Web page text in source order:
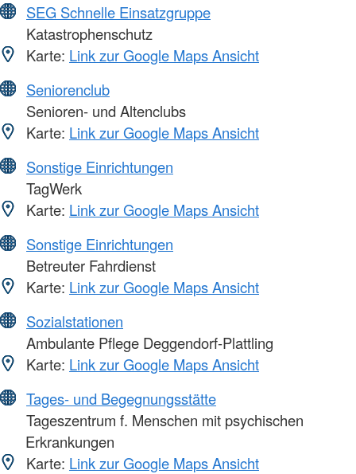
SEG Schnelle Einsatzgruppe
Katastrophenschutz
Karte: Link zur Google Maps Ansicht
Seniorenclub
Senioren- und Altenclubs
Karte: Link zur Google Maps Ansicht
Sonstige Einrichtungen
TagWerk
Karte: Link zur Google Maps Ansicht
Sonstige Einrichtungen
Betreuter Fahrdienst
Karte: Link zur Google Maps Ansicht
Sozialstationen
Ambulante Pflege Deggendorf-Plattling
Karte: Link zur Google Maps Ansicht
Tages- und Begegnungsstätte
Tageszentrum f. Menschen mit psychischen
Erkrankungen
Karte: Link zur Google Maps Ansicht